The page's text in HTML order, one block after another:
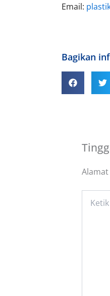
Email:
Bagikan